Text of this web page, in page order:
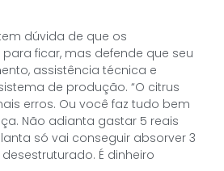
dúvida de que os
ficar, mas defende que seu
assistência técnica e
de produção. “O citrus
erros. Ou você faz tudo bem
Não adianta gastar 5 reais
só vai conseguir absorver 3
É dinheiro